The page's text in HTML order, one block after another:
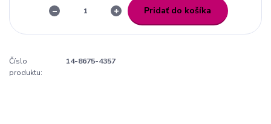
Pridať do košíka
Číslo
produktu:
14-8675-4357